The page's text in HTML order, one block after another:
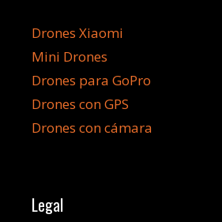
Drones Xiaomi
Mini Drones
Drones para GoPro
Drones con GPS
Drones con cámara
Legal